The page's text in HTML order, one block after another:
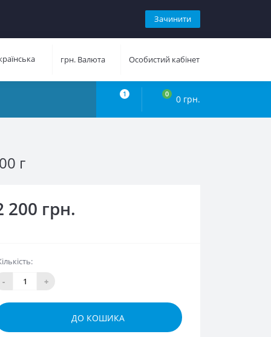
Зачинити
грн. Валюта Особистий кабінет
1 0
0 грн.
г
200 грн.
- +
ДО КОШИКА